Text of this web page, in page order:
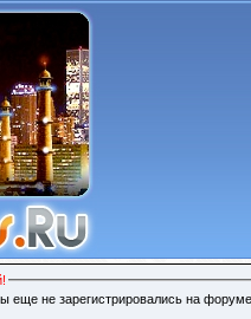
еще не зарегистрировались на